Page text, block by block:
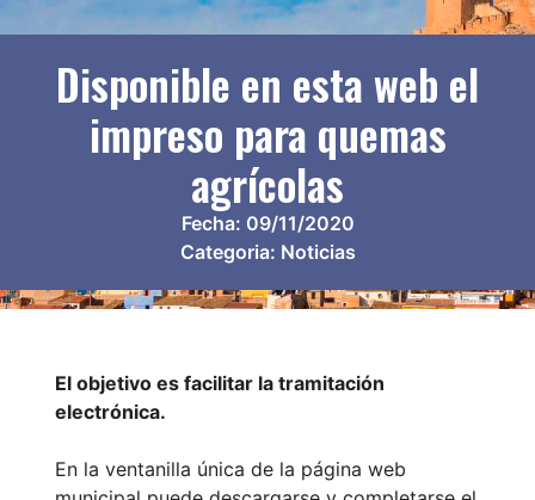
Disponible en esta web el
impreso para quemas
agrícolas
Fecha: 09/11/2020
Categoria: Noticias
El objetivo es facilitar la tramitación
electrónica.
En la ventanilla única de la página web